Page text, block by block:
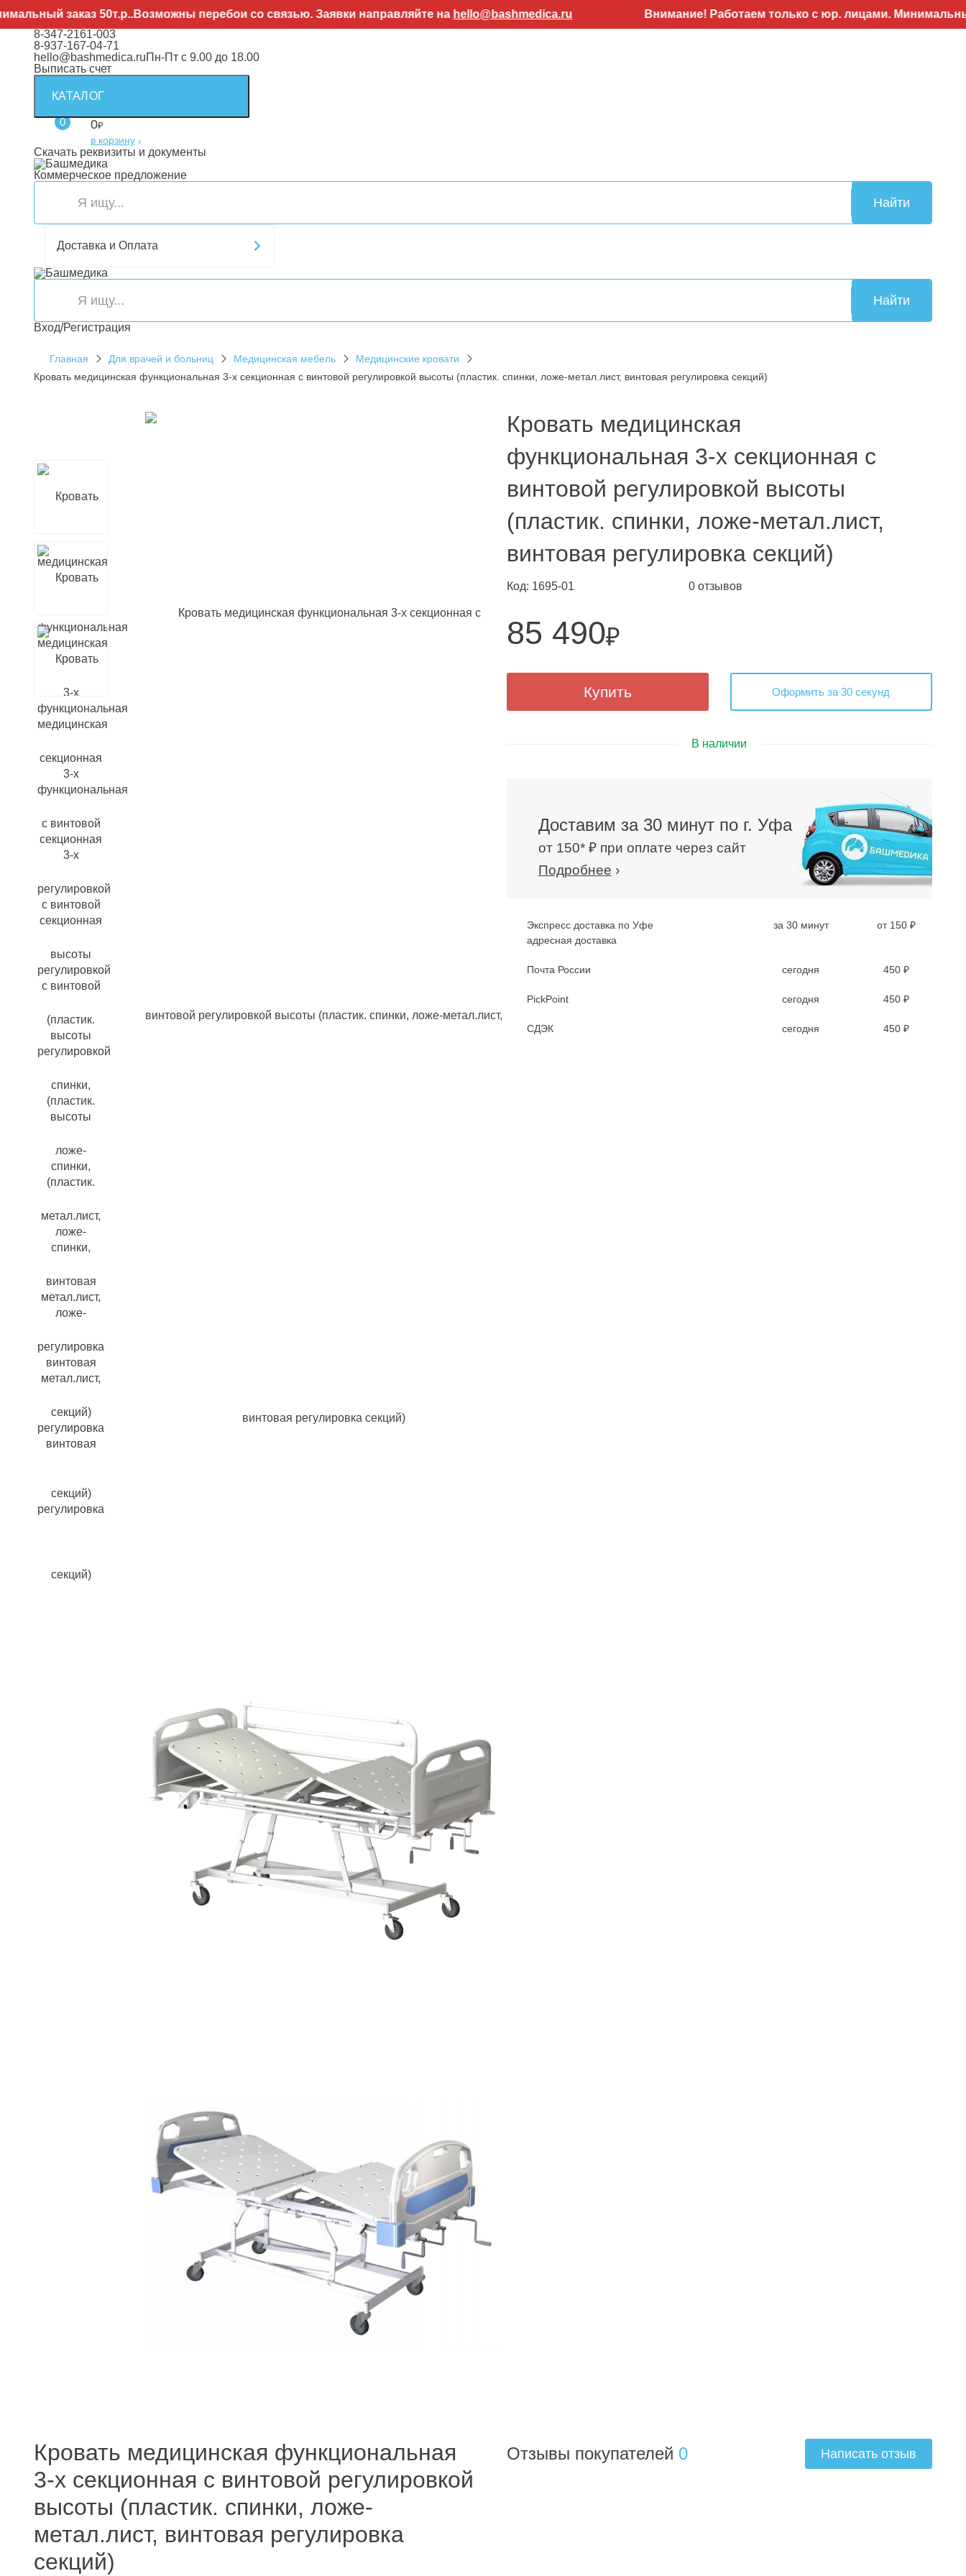
50т.р..Возможны перебои со связью. Заявки направляйте наhello@bashmedica.ru
Внимание! Работаем только с юр. лицами. Минимальный заказ
8-347-2161-003
8-937-167-04-71
hello@bashmedica.ruПн-Пт с 9.00 до 18.00
Выписать счет
КАТАЛОГ
0 0₽
в корзину ›
Скачать реквизиты и документы
Коммерческое предложение
Найти
Доставка и Оплата
Найти
Вход/Регистрация
Главная Для врачей и больниц Медицинская мебель
Медицинские кровати
Кровать медицинская функциональная 3-х секционная с винтовой регулировкой высоты (пластик. спинки, ложе-метал.лист, винтовая регулировка секций)
Кровать медицинская
функциональная 3-х секционная с
винтовой регулировкой высоты
(пластик. спинки, ложе-метал.лист,
винтовая регулировка секций)
Код: 1695-01 0 отзывов
85 490₽
Купить Оформить за 30 секунд
В наличии
Доставим за 30 минут по г. Уфа
от 150* ₽ при оплате через сайт
Подробнее ›
Экспресс доставка по Уфе
адресная доставка
за 30 минут от 150 ₽
Почта России сегодня 450 ₽
PickPoint сегодня 450 ₽
СДЭК сегодня 450 ₽
Кровать медицинская функциональная
3-х секционная с винтовой регулировкой
высоты (пластик. спинки, ложе-
метал.лист, винтовая регулировка
секций)
Отзывы покупателей 0 Написать отзыв